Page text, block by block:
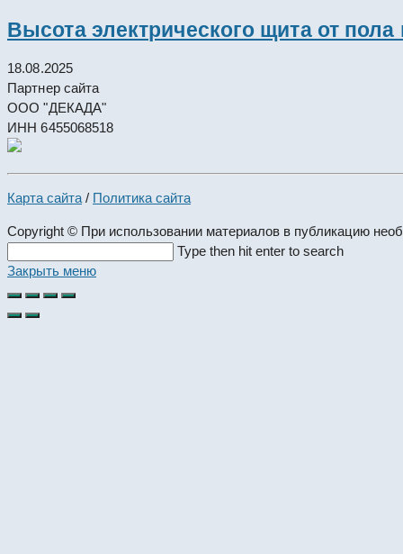
Высота электрического щита от
18.08.2025
Партнер сайта
ООО "ДЕКАДА"
ИНН 6455068518
Карта сайта / Политика сайта
Copyright © При использовании материалов в публикацию
this
website
Type then hit enter to search
Закрыть меню